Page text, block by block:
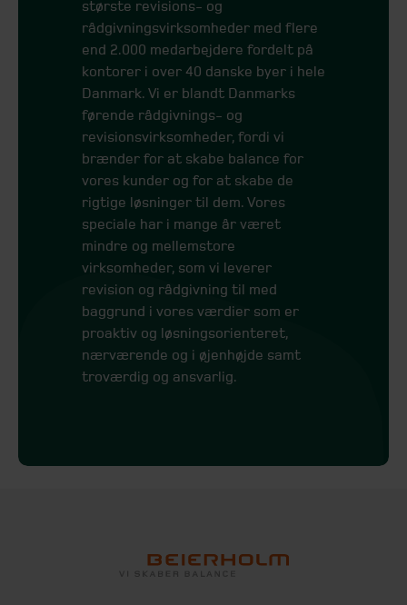
største revisions- og
rådgivningsvirksomheder med flere
end 2.000 medarbejdere fordelt på
kontorer i over 40 danske byer i hele
Danmark. Vi er blandt Danmarks
førende rådgivnings- og
revisionsvirksomheder, fordi vi
brænder for at skabe balance for
vores kunder og for at skabe de
rigtige løsninger til dem. Vores
speciale har i mange år været
mindre og mellemstore
virksomheder, som vi leverer
revision og rådgivning til med
baggrund i vores værdier som er
proaktiv og løsningsorienteret,
nærværende og i øjenhøjde samt
troværdig og ansvarlig.